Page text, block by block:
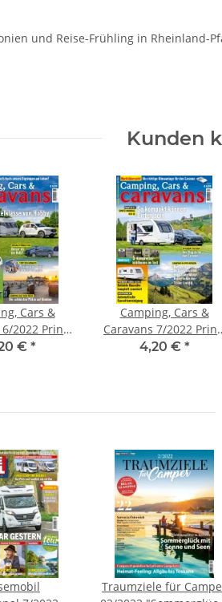
und Reise-Frühling in Rheinland-
Kunden
Cars &
6/2022 Print-
€ *
Camping, Cars &
Caravans 7/2022
Ausgabe
4,20 € *
Traumziele für